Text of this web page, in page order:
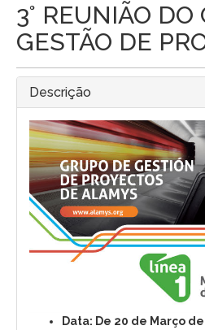
3° REUNIÃO DO
GESTÃO DE
Descrição
Data: De 20 de Março